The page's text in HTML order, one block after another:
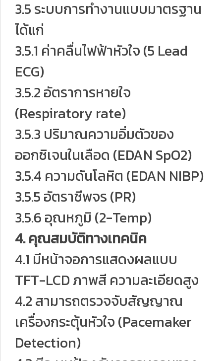
3.5 ระบบการทำงานแบบมาตรฐาน
ได้แก่
3.5.1 ค่าคลื่นไฟฟ้าหัวใจ (5 Lead
ECG)
3.5.2 อัตราการหายใจ
(Respiratory rate)
3.5.3 ปริมาณความอิ่มตัวของ
ออกซิเจนในเลือด (EDAN SpO2)
3.5.4 ความดันโลหิต (EDAN NIBP)
3.5.5 อัตราชีพจร (PR)
3.5.6 อุณหภูมิ (2-Temp)
4. คุณสมบัติทางเทคนิค
4.1 มีหน้าจอการแสดงผลแบบ
TFT-LCD ภาพสี ความละเอียดสูง
4.2 สามารถตรวจจับสัญญาณ
เครื่องกระตุ้นหัวใจ (Pacemaker
Detection)